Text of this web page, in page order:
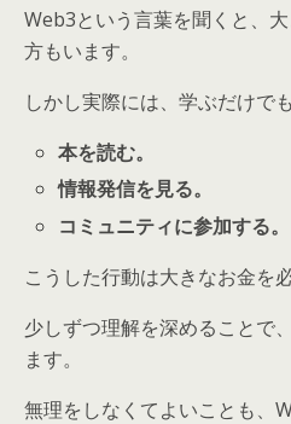
Web3という言葉を聞くと、
方もいます。
しかし実際には、学ぶだけで
本を読む。
情報発信を見る。
コミュニティに参加する。
こうした行動は大きなお金を
少しずつ理解を深めることで
ます。
無理をしなくてよいことも、